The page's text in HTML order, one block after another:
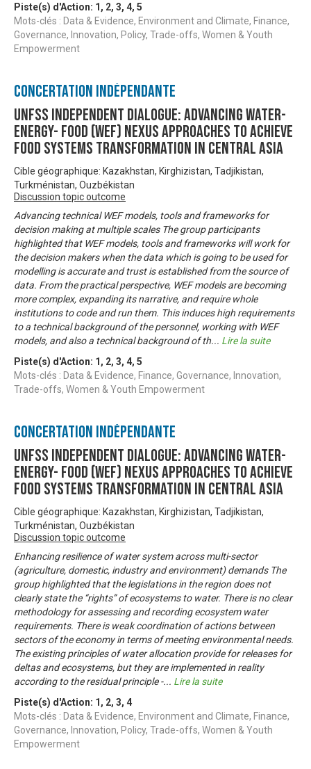
Piste(s) d'Action: 1 , 2, 3, 4, 5
Mots-clés : Data & Evidence, Environment and Climate, Finance,
Governance, Innovation, Policy, Trade-offs, Women & Youth
Empowerment
Concertation Indépendante
UNFSS Independent Dialogue: Advancing Water-
Energy- Food (WEF) Nexus approaches to achieve
food systems transformation in Central Asia
Cible géographique: Kazakhstan, Kirghizistan, Tadjikistan,
Turkménistan, Ouzbékistan
Discussion topic outcome
Advancing technical WEF models, tools and frameworks for
decision making at multiple scales The group participants
highlighted that WEF models, tools and frameworks will work for
the decision makers when the data which is going to be used for
modelling is accurate and trust is established from the source of
data. From the practical perspective, WEF models are becoming
more complex, expanding its narrative, and require whole
institutions to code and run them. This induces high requirements
to a technical background of the personnel, working with WEF
models, and also a technical background of th... Lire la suite
Piste(s) d'Action: 1 , 2, 3, 4, 5
Mots-clés : Data & Evidence, Finance, Governance, Innovation,
Trade-offs, Women & Youth Empowerment
Concertation Indépendante
UNFSS Independent Dialogue: Advancing Water-
Energy- Food (WEF) Nexus approaches to achieve
food systems transformation in Central Asia
Cible géographique: Kazakhstan, Kirghizistan, Tadjikistan,
Turkménistan, Ouzbékistan
Discussion topic outcome
Enhancing resilience of water system across multi-sector
(agriculture, domestic, industry and environment) demands The
group highlighted that the legislations in the region does not
clearly state the “rights” of ecosystems to water. There is no clear
methodology for assessing and recording ecosystem water
requirements. There is weak coordination of actions between
sectors of the economy in terms of meeting environmental needs.
The existing principles of water allocation provide for releases for
deltas and ecosystems, but they are implemented in reality
according to the residual principle -... Lire la suite
Piste(s) d'Action: 1 , 2, 3, 4
Mots-clés : Data & Evidence, Environment and Climate, Finance,
Governance, Innovation, Policy, Trade-offs, Women & Youth
Empowerment